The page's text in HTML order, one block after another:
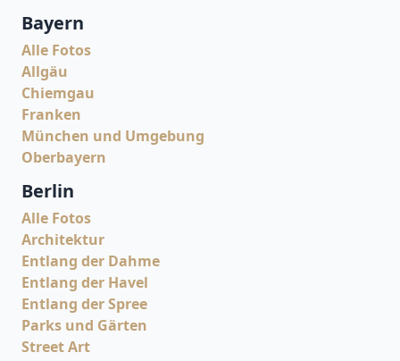
Bayern
Alle Fotos
Allgäu
Chiemgau
Franken
München und Umgebung
Oberbayern
Berlin
Alle Fotos
Architektur
Entlang der Dahme
Entlang der Havel
Entlang der Spree
Parks und Gärten
Street Art